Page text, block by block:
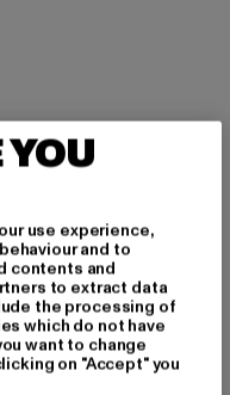
12%
& Co. KG |
use experience,
and to
contents and
to extract data
the processing of
which do not have
want to change
on "Accept" you